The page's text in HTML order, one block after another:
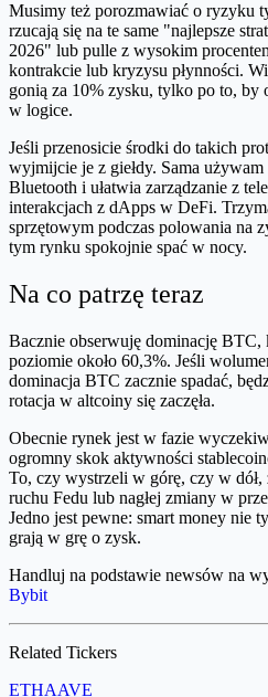
Musimy też porozmawiać o ryzyku
rzucają się na te same "najlepsze
2026" lub pulle z wysokim
kontrakcie lub kryzysu płynności.
gonią za 10% zysku, tylko po to, by
w logice.
Jeśli przenosicie środki do takich
wyjmijcie je z giełdy. Sama używam
Bluetooth i ułatwia zarządzanie z
interakcjach z dApps w DeFi.
sprzętowym podczas polowania na
tym rynku spokojnie spać w nocy.
Na co patrzę teraz
Bacznie obserwuję dominację BTC,
poziomie około 60,3%. Jeśli
dominacja BTC zacznie spadać,
rotacja w altcoiny się zaczęła.
Obecnie rynek jest w fazie
ogromny skok aktywności
To, czy wystrzeli w górę, czy w
ruchu Fedu lub nagłej zmiany w
Jedno jest pewne: smart money nie
grają w grę o zysk.
Handluj na podstawie newsów na
Bybit
Related Tickers
ETHAAVE